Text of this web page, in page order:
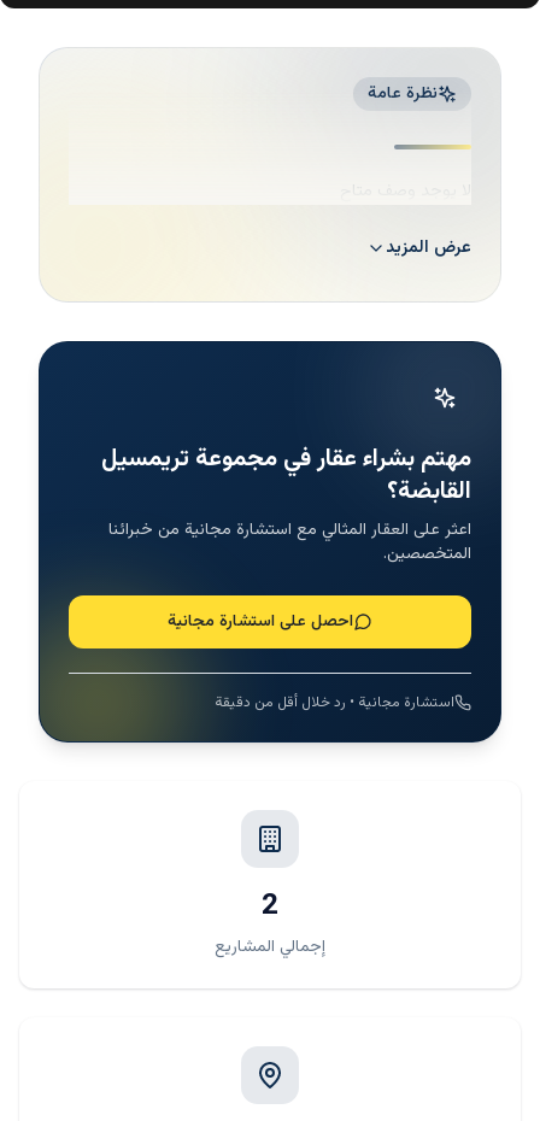
نظرة عامة
لا يوجد وصف متاح
عرض المزيد
مهتم بشراء عقار في مجموعة تريمسيل
القابضة؟
اعثر على العقار المثالي مع استشارة مجانية من خبرائنا
المتخصصين.
احصل على استشارة مجانية
استشارة مجانية • رد خلال أقل من دقيقة
2
إجمالي المشاريع